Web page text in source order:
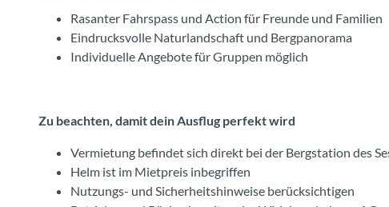
Rasanter Fahrspass und Action für Freunde und Familien
Eindrucksvolle Naturlandschaft und Bergpanorama
Individuelle Angebote für Gruppen möglich
Zu beachten, damit dein Ausflug perfekt wird
Vermietung befindet sich direkt bei der Bergstation des
Helm ist im Mietpreis inbegriffen
Nutzungs- und Sicherheitshinweise berücksichtigen